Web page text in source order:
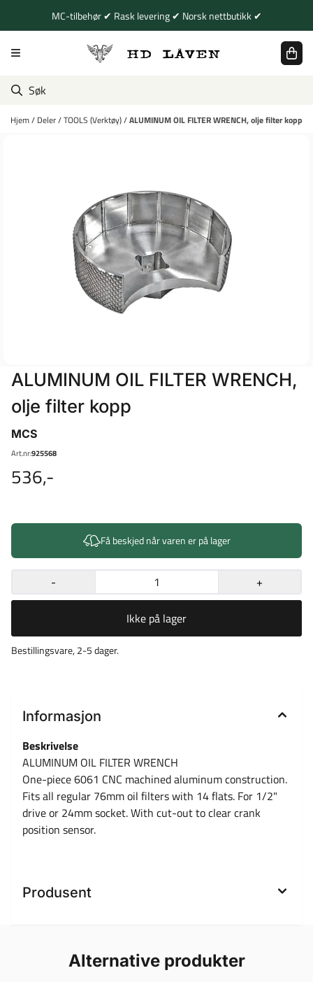
Hopp til innholdMC-tilbehør ✔ Rask levering ✔ Norsk nettbutikk ✔
Hjem/ Deler/TOOLS (Verktøy)/ALUMINUM OIL FILTER WRENCH, olje filter kopp
ALUMINUM OIL FILTER WRENCH,
olje filter kopp
MCS
Art.nr:925568
536,-
Få beskjed når varen er på lager
- +
Ikke på lager
Bestillingsvare, 2-5 dager.
Informasjon
Beskrivelse
ALUMINUM OIL FILTER WRENCH
One-piece 6061 CNC machined aluminum construction.
Fits all regular 76mm oil filters with 14 flats. For 1/2"
drive or 24mm socket. With cut-out to clear crank
position sensor.
Produsent
Alternative produkter